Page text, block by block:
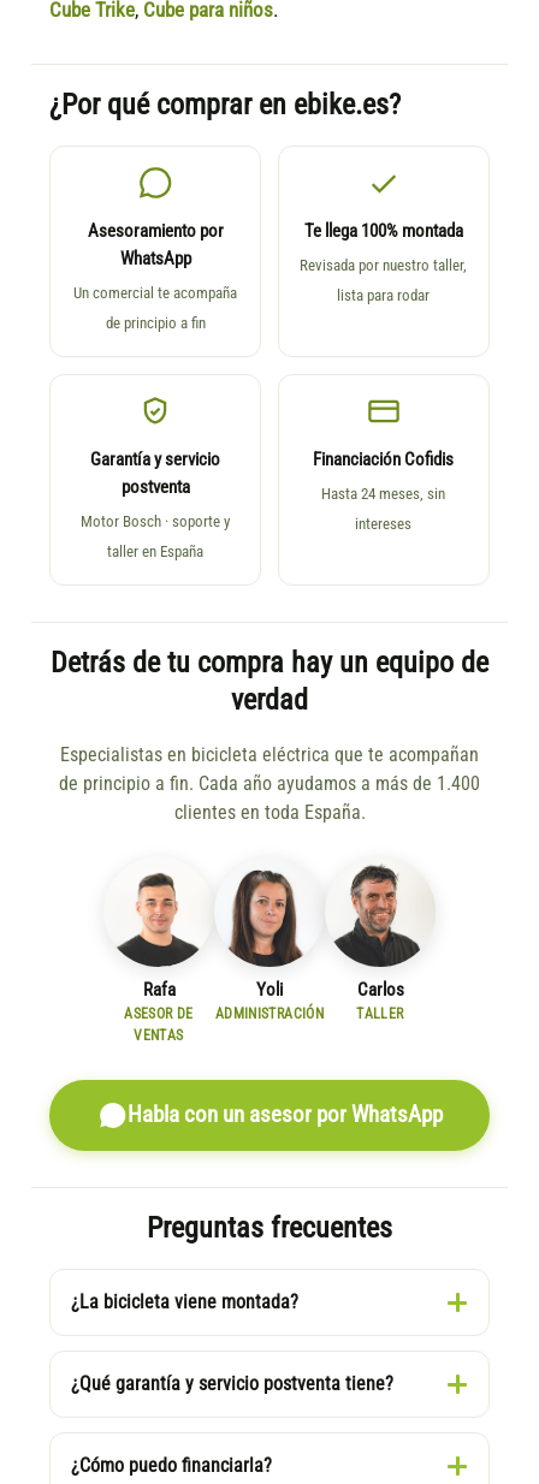
Cube Trike, Cube para niños.
¿Por qué comprar en ebike.es?
Asesoramiento por
WhatsApp
Un comercial te acompaña
de principio a fin
Te llega 100% montada
Revisada por nuestro taller,
lista para rodar
Garantía y servicio
postventa
Motor Bosch · soporte y
taller en España
Financiación Cofidis
Hasta 24 meses, sin
intereses
Detrás de tu compra hay un equipo de
verdad
Especialistas en bicicleta eléctrica que te acompañan
de principio a fin. Cada año ayudamos a más de 1.400
clientes en toda España.
Rafa
ASESOR DE
VENTAS
Yoli
ADMINISTRACIÓN
Carlos
TALLER
Habla con un asesor por WhatsApp
Preguntas frecuentes
¿La bicicleta viene montada?
¿Qué garantía y servicio postventa tiene?
¿Cómo puedo financiarla?